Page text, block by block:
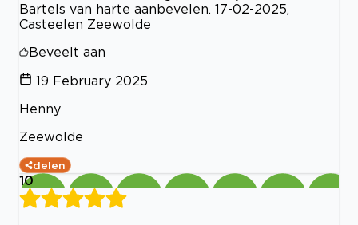
Bartels van harte aanbevelen. 17-02-2025,
Casteelen Zeewolde
Beveelt aan
19 February 2025
Henny
Zeewolde
delen
10